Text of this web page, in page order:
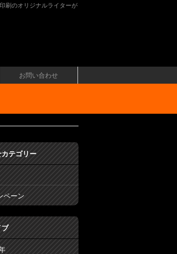
刷のオリジナルライターが
お問い合わせ
テゴリー
ペーン
ブ